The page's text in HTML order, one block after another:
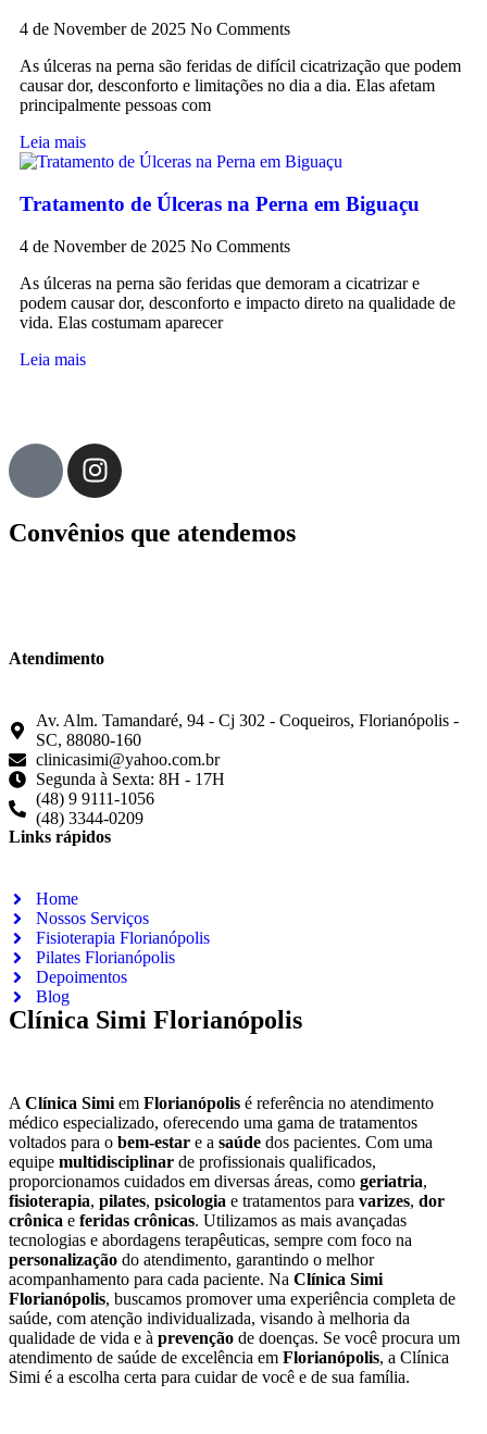
4 de November de 2025 No Comments
As úlceras na perna são feridas de difícil cicatrização que podem
causar dor, desconforto e limitações no dia a dia. Elas afetam
principalmente pessoas com
Leia mais
Tratamento de Úlceras na Perna em Biguaçu
4 de November de 2025 No Comments
As úlceras na perna são feridas que demoram a cicatrizar e
podem causar dor, desconforto e impacto direto na qualidade de
vida. Elas costumam aparecer
Leia mais
Convênios que atendemos
Atendimento
Av. Alm. Tamandaré, 94 - Cj 302 - Coqueiros, Florianópolis -
SC, 88080-160
clinicasimi@yahoo.com.br
Segunda à Sexta: 8H - 17H
(48) 9 9111-1056
(48) 3344-0209
Links rápidos
Home
Nossos Serviços
Fisioterapia Florianópolis
Pilates Florianópolis
Depoimentos
Blog
Clínica Simi Florianópolis
A Clínica Simi em Florianópolis é referência no atendimento
médico especializado, oferecendo uma gama de tratamentos
voltados para o bem-estar e a saúde dos pacientes. Com uma
equipe multidisciplinar de profissionais qualificados,
proporcionamos cuidados em diversas áreas, como geriatria,
fisioterapia, pilates, psicologia e tratamentos para varizes, dor
crônica e feridas crônicas. Utilizamos as mais avançadas
tecnologias e abordagens terapêuticas, sempre com foco na
personalização do atendimento, garantindo o melhor
acompanhamento para cada paciente. Na Clínica Simi
Florianópolis, buscamos promover uma experiência completa de
saúde, com atenção individualizada, visando à melhoria da
qualidade de vida e à prevenção de doenças. Se você procura um
atendimento de saúde de excelência em Florianópolis, a Clínica
Simi é a escolha certa para cuidar de você e de sua família.